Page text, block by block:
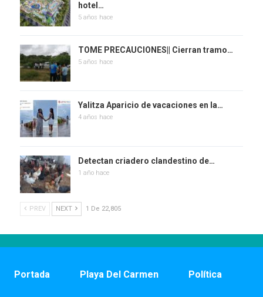
hotel…
5 años hace
TOME PRECAUCIONES|| Cierran tramo…
5 años hace
Yalitza Aparicio de vacaciones en la…
4 años hace
Detectan criadero clandestino de…
1 año hace
PREV NEXT 1 De 22,805
Portada Playa Del Carmen Política